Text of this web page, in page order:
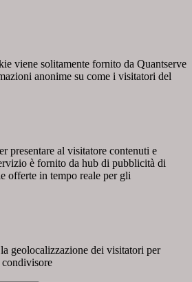
viene solitamente fornito da Quantserve
anonime su come i visitatori del
presentare al visitatore contenuti e
è fornito da hub di pubblicità di
offerte in tempo reale per gli
geolocalizzazione dei visitatori per
condivisore